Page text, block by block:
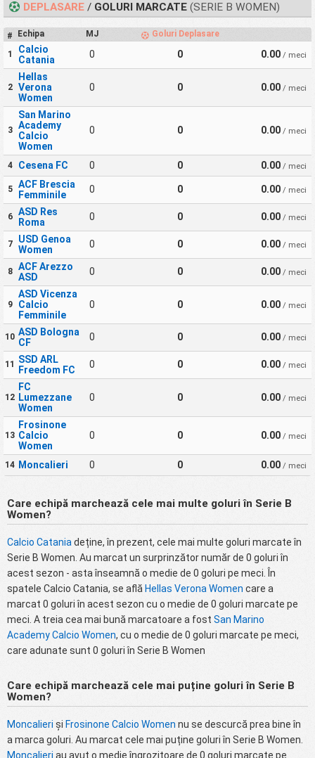
DEPLASARE /GOLURI MARCATE(SERIE B WOMEN)
# Echipa MJ Goluri Deplasare
1
Calcio
Catania
0 0 0.00/ meci
2
Hellas
Verona
Women
0 0 0.00/ meci
3
San Marino
Academy
Calcio
Women
0 0 0.00/ meci
4 Cesena FC 0 0 0.00/ meci
5
ACF Brescia
Femminile
0 0 0.00/ meci
6
ASD Res
Roma
0 0 0.00/ meci
7
USD Genoa
Women
0 0 0.00/ meci
8
ACF Arezzo
ASD
0 0 0.00/ meci
9
ASD Vicenza
Calcio
Femminile
0 0 0.00/ meci
10 ASD Bologna
CF
0 0 0.00/ meci
11
SSD ARL
Freedom FC
0 0 0.00/ meci
12
FC
Lumezzane
Women
0 0 0.00/ meci
13
Frosinone
Calcio
Women
0 0 0.00/ meci
14 Moncalieri 0 0 0.00/ meci
Care echipă marchează cele mai multe goluri în Serie B
Women?
Calcio Catania deține, în prezent, cele mai multe goluri marcate în
Serie B Women. Au marcat un surprinzător număr de 0 goluri în
acest sezon - asta înseamnă o medie de 0 goluri pe meci. În
spatele Calcio Catania, se află Hellas Verona Women care a
marcat 0 goluri în acest sezon cu o medie de 0 goluri marcate pe
meci. A treia cea mai bună marcatoare a fost San Marino
Academy Calcio Women, cu o medie de 0 goluri marcate pe meci,
care adunate sunt 0 goluri în Serie B Women
Care echipă marchează cele mai puține goluri în Serie B
Women?
Moncalieri și Frosinone Calcio Women nu se descurcă prea bine în
a marca goluri. Au marcat cele mai puține goluri în Serie B Women.
Moncalieri au avut o medie îngrozitoare de 0 goluri marcate pe